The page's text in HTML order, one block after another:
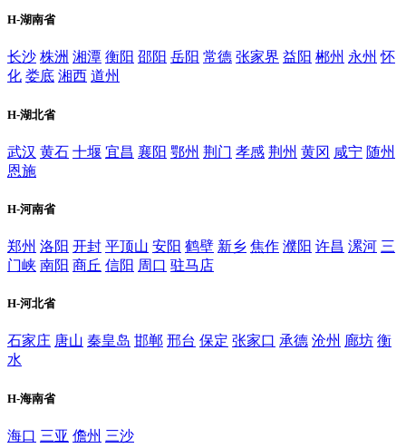
H-湖南省
长沙 株洲 湘潭 衡阳 邵阳 岳阳 常德 张家界 益阳 郴州 永州 怀
化 娄底 湘西 道州
H-湖北省
武汉 黄石 十堰 宜昌 襄阳 鄂州 荆门 孝感 荆州 黄冈 咸宁 随州
恩施
H-河南省
郑州 洛阳 开封 平顶山 安阳 鹤壁 新乡 焦作 濮阳 许昌 漯河 三
门峡 南阳 商丘 信阳 周口 驻马店
H-河北省
石家庄 唐山 秦皇岛 邯郸 邢台 保定 张家口 承德 沧州 廊坊 衡
水
H-海南省
海口 三亚 儋州 三沙